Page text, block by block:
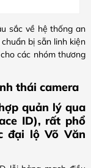
sắc về hệ thống an
bị sẵn linh kiện
các nhóm thương
thái camera
quản lý qua
ID), rất phổ
đại lộ Võ Văn